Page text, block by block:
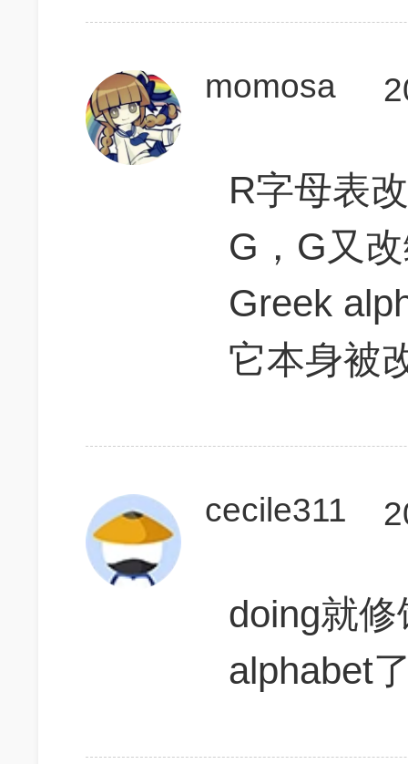
momosa
R字母表
G，G又
Greek
它本身被
cecile311
doing就
alphabet